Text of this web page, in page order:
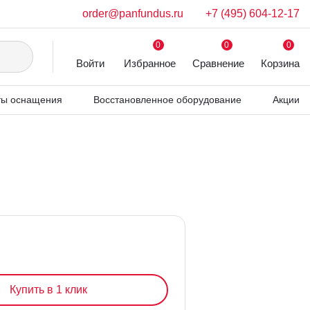
order@panfundus.ru +7 (495) 604-12-17
Войти
0
Избранное
0
Сравнение
0
Корзина
оснащения Восстановленное оборудование Акции
Купить в 1 клик